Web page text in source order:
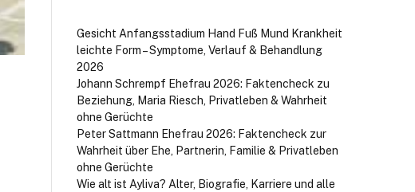
Gesicht Anfangsstadium Hand Fuß Mund Krankheit
leichte Form – Symptome, Verlauf & Behandlung
2026
Johann Schrempf Ehefrau 2026: Faktencheck zu
Beziehung, Maria Riesch, Privatleben & Wahrheit
ohne Gerüchte
Peter Sattmann Ehefrau 2026: Faktencheck zur
Wahrheit über Ehe, Partnerin, Familie & Privatleben
ohne Gerüchte
Wie alt ist Ayliva? Alter, Biografie, Karriere und alle